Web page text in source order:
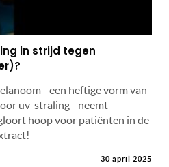
in strijd tegen
- een heftige vorm van
uv-straling - neemt
hoop voor patiënten in de
30 april 2025